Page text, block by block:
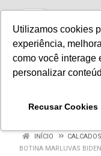
Utilizamos cookies
experiência,
como você interage
personalizar
Recusar Cookies
INÍCIO CALCADOS
BOTINA MARLUVAS